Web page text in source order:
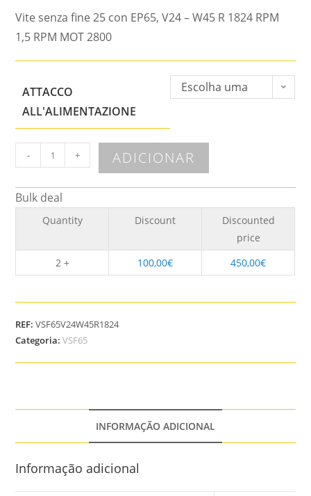
Vite senza fine 25 con EP65, V24 – W45 R 1824 RPM
1,5 RPM MOT 2800
ATTACCO
ALL'ALIMENTAZIONE
Escolha uma
- + ADICIONAR
Bulk deal
Quantity Discount
Discounted
price
2 +
100,00€ 450,00€
REF:VSF65V24W45R1824
Categoria:VSF65
INFORMAÇÃO ADICIONAL
Informação adicional